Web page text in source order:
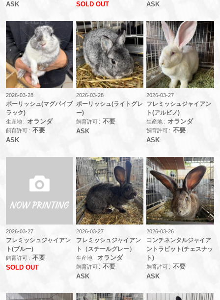
ASK
SOLD OUT
ASK
2026-03-28
ポーリッシュ(マグパイブ
ラック)
生産地 オランダ
飼育許可
不要
ASK
2026-03-28
ポーリッシュ(ライトグレ
ー)
飼育許可
不要
ASK
2026-03-27
フレミッシュジャイアン
ト(アルビノ)
生産地 オランダ
飼育許可
不要
ASK
2026-03-27
フレミッシュジャイアン
ト(ブルー)
飼育許可
不要
SOLD OUT
2026-03-27
フレミッシュジャイアン
ト（スチールグレー）
生産地 オランダ
飼育許可
不要
ASK
2026-03-26
コンチネンタルジャイア
ントラビット(チェスナッ
ト)
飼育許可
不要
ASK